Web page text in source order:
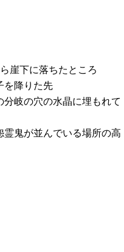
崖下に落ちたところ
を降りた先
岐の穴の水晶に埋もれて
鬼が並んでいる場所の高